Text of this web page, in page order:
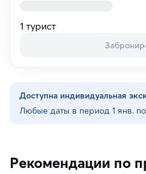
1 турист
Доступна индивидуальная
Любые даты в период 1 янв.
Рекомендации по